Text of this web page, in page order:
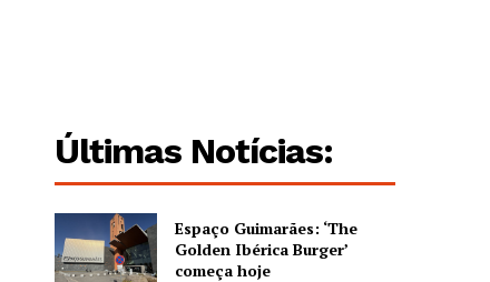
Últimas Notícias:
Espaço Guimarães: ‘The
Golden Ibérica Burger’
começa hoje